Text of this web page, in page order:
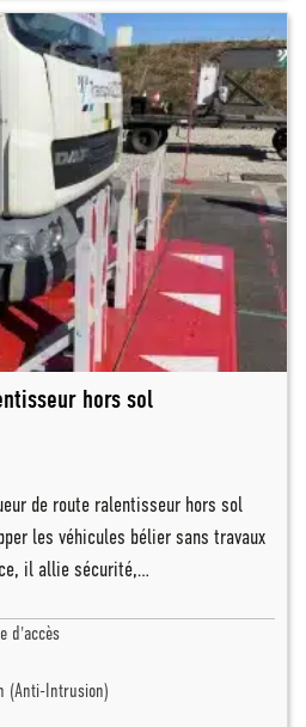
hors sol
de route ralentisseur hors sol
les véhicules bélier sans travaux
il allie sécurité,…
d'accès
(Anti-Intrusion)